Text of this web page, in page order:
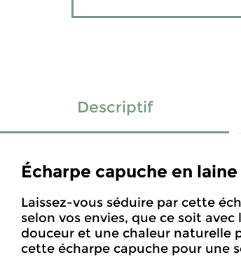
Descriptif
Écharpe capuche en
Laissez-vous séduire par cette
selon vos envies, que ce soit
douceur et une chaleur naturelle
cette écharpe capuche pour une